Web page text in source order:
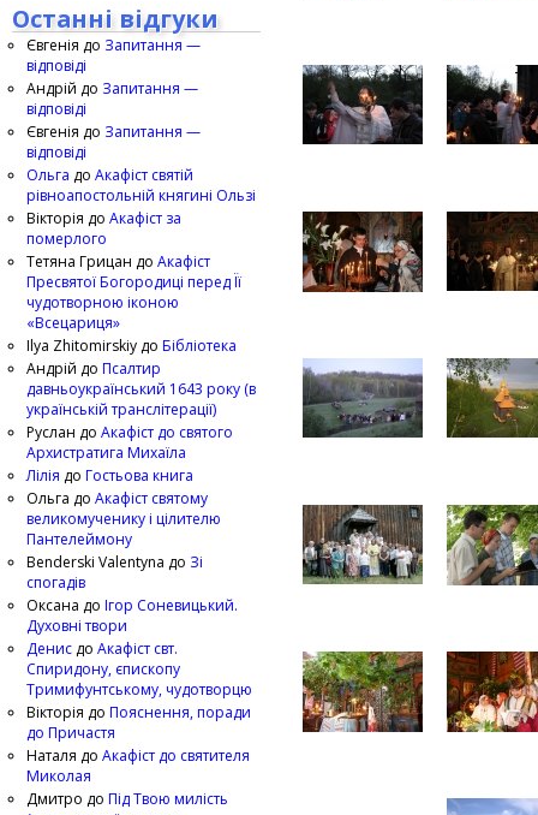
Останні відгуки
Євгенія до Запитання —
відповіді
Андрій до Запитання —
відповіді
Євгенія до Запитання —
відповіді
Ольга до Акафіст святій
рівноапостольній княгині Ользі
Вікторія до Акафіст за
померлого
Тетяна Грицан до Акафіст
Пресвятої Богородиці перед Її
чудотворною іконою
«Всецариця»
Ilya Zhitomirskiy до Бібліотека
Андрій до Псалтир
давньоукраїнський 1643 року (в
українській транслітерації)
Руслан до Акафіст до святого
Архистратига Михаїла
Лілія до Гостьова книга
Ольга до Акафіст святому
великомученику і цілителю
Пантелеймону
Benderski Valentyna до Зі
спогадів
Оксана до Ігор Соневицький.
Духовні твори
Денис до Акафіст свт.
Спиридону, єпископу
Тримифунтському, чудотворцю
Вікторія до Пояснення, поради
до Причастя
Наталя до Акафіст до святителя
Миколая
Дмитро до Під Твою милість